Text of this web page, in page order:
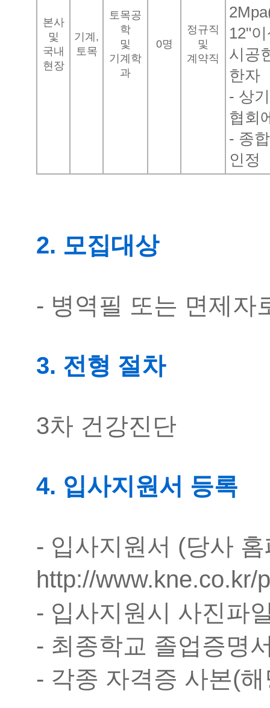
본사
및
국내
현장
기계,
토목
토목공
학
및
기계학
과
0명
정규직
및
계약직
12"
시공
한자
- 상
협회
- 종
인정
2. 모집대상
- 병역필 또는 면제자
3. 전형 절차
3차 건강진단
4. 입사지원서 등록
- 입사지원서 (당사
http://www.kne.co.kr/
- 입사지원시 사진파
- 최종학교 졸업증명
- 각종 자격증 사본(